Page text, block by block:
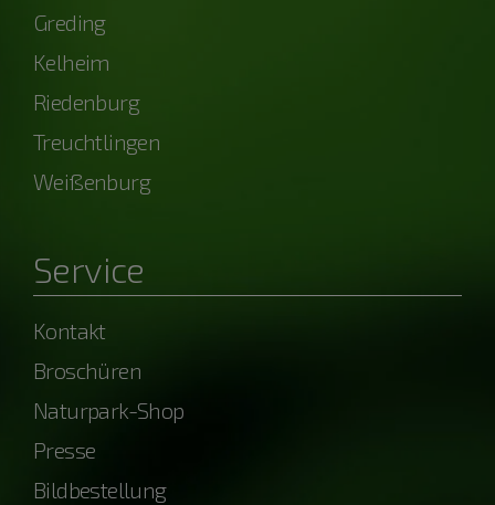
Greding
Kelheim
Riedenburg
Treuchtlingen
Weißenburg
Service
Kontakt
Broschüren
Naturpark-Shop
Presse
Bildbestellung